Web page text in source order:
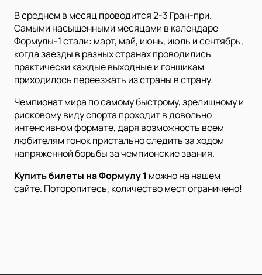
В среднем в месяц проводится 2-3 Гран-при.
Самыми насыщенными месяцами в календаре
Формулы-1 стали: март, май, июнь, июль и сентябрь,
когда заезды в разных странах проводились
практически каждые выходные и гонщикам
приходилось переезжать из страны в страну.
Чемпионат мира по самому быстрому, зрелищному и
рисковому виду спорта проходит в довольно
интенсивном формате, даря возможность всем
любителям гонок пристально следить за ходом
напряженной борьбы за чемпионские звания.
Купить билеты на Формулу 1 можно на нашем
сайте. Поторопитесь, количество мест ограничено!